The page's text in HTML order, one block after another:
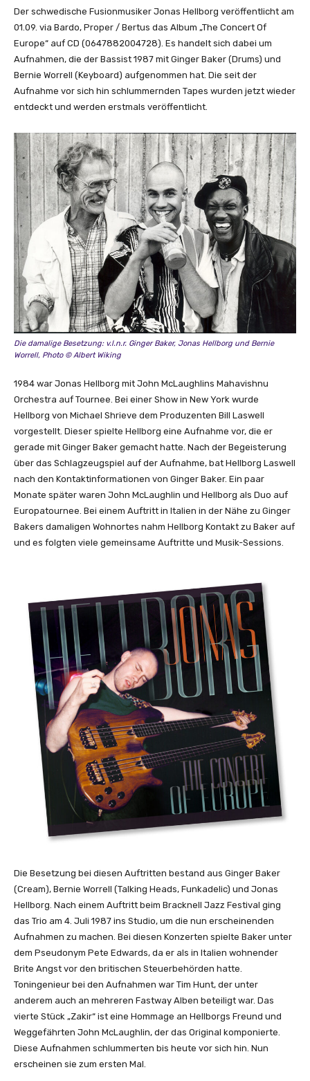
Der schwedische Fusionmusiker Jonas Hellborg veröffentlicht am
01.09. via Bardo, Proper / Bertus das Album „The Concert Of
Europe“ auf CD (0647882004728). Es handelt sich dabei um
Aufnahmen, die der Bassist 1987 mit Ginger Baker (Drums) und
Bernie Worrell (Keyboard) aufgenommen hat. Die seit der
Aufnahme vor sich hin schlummernden Tapes wurden jetzt wieder
entdeckt und werden erstmals veröffentlicht.
Die damalige Besetzung: v.l.n.r. Ginger Baker, Jonas Hellborg und Bernie
Worrell, Photo © Albert Wiking
1984 war Jonas Hellborg mit John McLaughlins Mahavishnu
Orchestra auf Tournee. Bei einer Show in New York wurde
Hellborg von Michael Shrieve dem Produzenten Bill Laswell
vorgestellt. Dieser spielte Hellborg eine Aufnahme vor, die er
gerade mit Ginger Baker gemacht hatte. Nach der Begeisterung
über das Schlagzeugspiel auf der Aufnahme, bat Hellborg Laswell
nach den Kontaktinformationen von Ginger Baker. Ein paar
Monate später waren John McLaughlin und Hellborg als Duo auf
Europatournee. Bei einem Auftritt in Italien in der Nähe zu Ginger
Bakers damaligen Wohnortes nahm Hellborg Kontakt zu Baker auf
und es folgten viele gemeinsame Auftritte und Musik-Sessions.
Die Besetzung bei diesen Auftritten bestand aus Ginger Baker
(Cream), Bernie Worrell (Talking Heads, Funkadelic) und Jonas
Hellborg. Nach einem Auftritt beim Bracknell Jazz Festival ging
das Trio am 4. Juli 1987 ins Studio, um die nun erscheinenden
Aufnahmen zu machen. Bei diesen Konzerten spielte Baker unter
dem Pseudonym Pete Edwards, da er als in Italien wohnender
Brite Angst vor den britischen Steuerbehörden hatte.
Toningenieur bei den Aufnahmen war Tim Hunt, der unter
anderem auch an mehreren Fastway Alben beteiligt war. Das
vierte Stück „Zakir“ ist eine Hommage an Hellborgs Freund und
Weggefährten John McLaughlin, der das Original komponierte.
Diese Aufnahmen schlummerten bis heute vor sich hin. Nun
erscheinen sie zum ersten Mal.